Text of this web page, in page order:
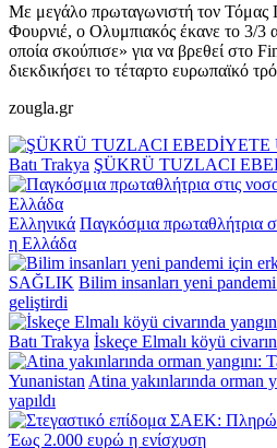
Με μεγάλο πρωταγωνιστή τον Τόμας
Φουρνιέ, ο Ολυμπιακός έκανε το 3/3
οποία σκούπισε» για να βρεθεί στο
διεκδικήσει το τέταρτο ευρωπαϊκό
zougla.gr
Batı Trakya ŞÜKRÜ TUZLACI
Ελληνικά Παγκόσμια πρωταθλήτρια
η Ελλάδα
SAĞLIK Bilim insanları yeni
geliştirdi
Batı Trakya İskeçe Elmalı köyü
Yunanistan Atina yakınlarında orman
yapıldı